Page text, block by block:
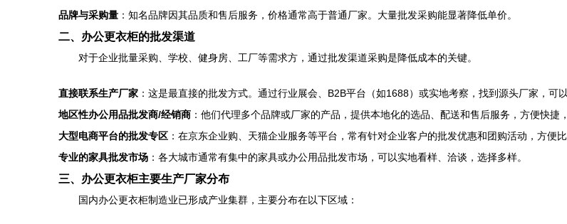
品牌与采购量 ：知名品牌因其品质和售后服务，价格通常高于普通厂家。大量批发采购能显著降低单价。
二、办公更衣柜的批发渠道
对于企业批量采购、学校、健身房、工厂等需求方，通过批发渠道采购是降低成本的关键。
直接联系生产厂家 ：这是最直接的批发方式。通过行业展会、B2B平台（如1688）或实地考察，找到源头厂家，可
地区性办公用品批发商/经销商 ：他们代理多个品牌或厂家的产品，提供本地化的选品、配送和售后服务，方便快捷
大型电商平台的批发专区 ：在京东企业购、天猫企业服务等平台，常有针对企业客户的批发优惠和团购活动，方便比
专业的家具批发市场 ：各大城市通常有集中的家具或办公用品批发市场，可以实地看样、洽谈，选择多样。
三、办公更衣柜主要生产厂家分布
国内办公更衣柜制造业已形成产业集群，主要分布在以下区域：